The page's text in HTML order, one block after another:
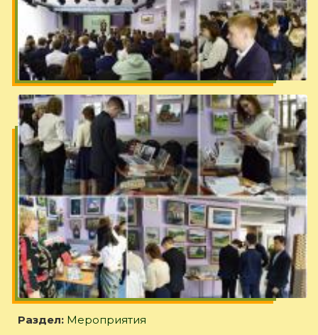
Раздел: Мероприятия